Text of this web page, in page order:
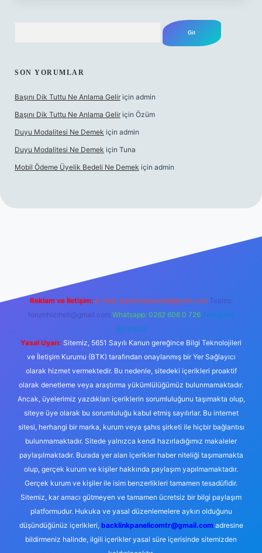
SON YORUMLAR
Başını Dik Tuttu Ne Anlama Gelir için admin
Başını Dik Tuttu Ne Anlama Gelir için Özüm
Duyu Modalitesi Ne Demek için admin
Duyu Modalitesi Ne Demek için Tuna
Mobil Ödeme Üyelik Bedeli Ne Demek için admin
Reklam ve İletişim: E-mail: backlinkpaneli@gmail.com Teams:
forumhizmeti@gmail.com Whatsapp: 0262 606 0 726 Telegram:
@karabul
Yasal Uyarı: Sitemiz, 5651 Sayılı Kanun gereğince Bilgi Teknolojileri
ve İletişim Kurumu (BTK) tarafından onaylanmış bir Yer Sağlayıcı
olarak hizmet vermektedir. Bu nedenle, sitedeki içerikleri proaktif
olarak denetleme veya araştırma yükümlülüğümüz bulunmamaktadır.
Ancak, üyelerimiz yazdıkları içeriklerin sorumluluğunu taşımakta olup,
siteye üye olarak bu sorumluluğu kabul etmiş sayılırlar. Bu internet
sitesi, herhangi bir marka, kurum veya şahıs şirketi ile hiçbir bağlantısı
bulunmamaktadır. Sitede yalnızca kendi hazırladığımız makaleler
paylaşılmaktadır. Burada yer alan içerikler haber niteliği taşımamakta
olup, gerçek kurum ve kişiler hakkında paylaşım yapılmamaktadır.
Gerçek kurum ve kişiler ile isim benzerlikleri tamamen tesadüfidir.
Sitemiz, kar amacı gütmeyen ve tamamen ücretsiz bir bilgi paylaşım
platformudur. Hukuka ve yasal düzenlemelere aykırı olduğunu
düşündüğünüz içerikleri, backlinkpanelicomtr@gmail.comadresine
bildirmeniz halinde, ilgili içerikler yasal süre içerisinde sitemizden